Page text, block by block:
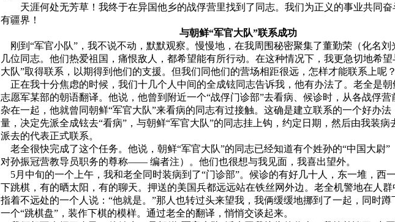
天涯何处无芳草！我终于在异国他乡的战俘营里找到了同志。我们为正义的事业共同
有疆界！
与朝鲜“军官大队”联系成功
刚到“军官小队”，我不说不动，默默观察。慢慢地，在我周围秘密聚集了董勤荣（化名
几位同志。他们热爱祖国，痛恨敌人，都希望能有所行动。在这种情况下，我更急切地希望
大队”取得联系，以期得到他们的支援。但我们同他们的营场相距很远，怎样才能联系上呢？
正在我十分焦虑的时候，我们十几个人中间的全成铉同志告诉我，他有办法了。老全是
志愿军某部的朝语翻译。他说，他曾到附近一个“战俘门诊部”去看病、候诊时，从各战俘营
杂在一起，他就曾同朝鲜“军官大队”来看病的同志有过接触。这确是建立联系的一个好办法
量，决定先派全成铉去“看病”，与朝鲜“军官大队”的同志挂上钩，约定日期，然后由我装病
派去的代表正式联系。
老全很快完成了这个任务。他说，朝鲜“军官大队”的同志已经知道有个姓孙的“中国大尉”
对孙振冠营教导员职务的尊称—— 编者注）。他们也很想与我见面，我喜出望外。
5月中旬的一个上午，我和老全同时装病到了“门诊部”。候诊的有好几十人，东一堆，西
下跳棋，有的晒太阳，有的聊天。押送的美国兵都远远站在铁丝网外边。老全机警地在人群
指着不远处的一个人说：“他就是。”那人也转过头来望我，我俩缓缓地挪到了一起，同时蹲
一个“跳棋盘”，装作下棋的模样。通过老全的翻译，悄悄交谈起来。